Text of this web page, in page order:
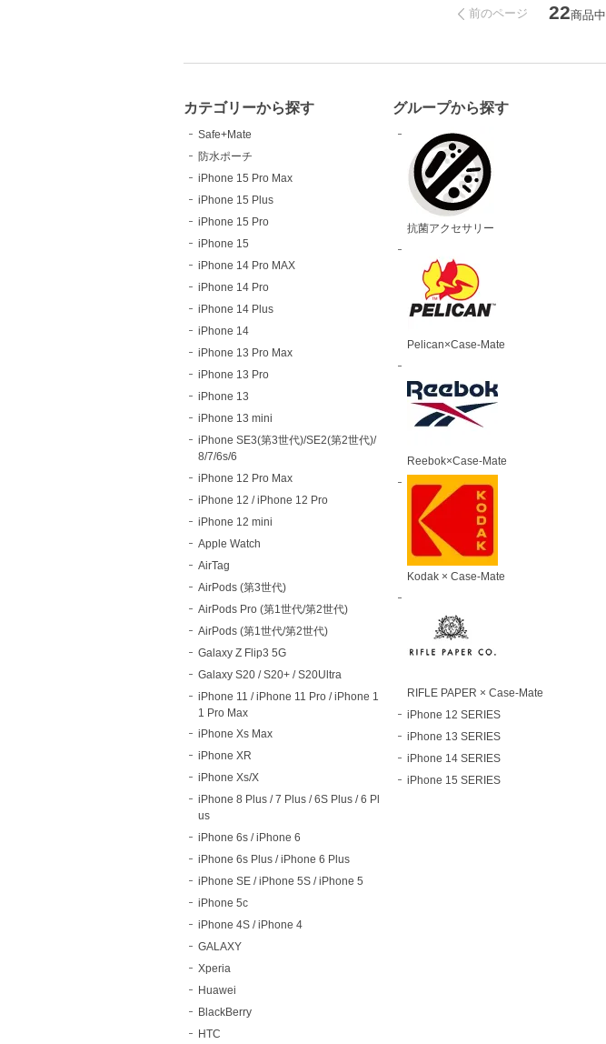
前のページ 22商品中
カテゴリーから探す
Safe+Mate
防水ポーチ
iPhone 15 Pro Max
iPhone 15 Plus
iPhone 15 Pro
iPhone 15
iPhone 14 Pro MAX
iPhone 14 Pro
iPhone 14 Plus
iPhone 14
iPhone 13 Pro Max
iPhone 13 Pro
iPhone 13
iPhone 13 mini
iPhone SE3(第3世代)/SE2(第2世代)/
8/7/6s/6
iPhone 12 Pro Max
iPhone 12 / iPhone 12 Pro
iPhone 12 mini
Apple Watch
AirTag
AirPods (第3世代)
AirPods Pro (第1世代/第2世代)
AirPods (第1世代/第2世代)
Galaxy Z Flip3 5G
Galaxy S20 / S20+ / S20Ultra
iPhone 11 / iPhone 11 Pro / iPhone 1
1 Pro Max
iPhone Xs Max
iPhone XR
iPhone Xs/X
iPhone 8 Plus / 7 Plus / 6S Plus / 6 Pl
us
iPhone 6s / iPhone 6
iPhone 6s Plus / iPhone 6 Plus
iPhone SE / iPhone 5S / iPhone 5
iPhone 5c
iPhone 4S / iPhone 4
GALAXY
Xperia
Huawei
BlackBerry
HTC
グループから探す
抗菌アクセサリー
Pelican×Case-Mate
Reebok×Case-Mate
Kodak × Case-Mate
RIFLE PAPER × Case-Mate
iPhone 12 SERIES
iPhone 13 SERIES
iPhone 14 SERIES
iPhone 15 SERIES